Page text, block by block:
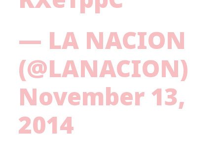
— LA NACION
(@LANACION)
November 13,
2014